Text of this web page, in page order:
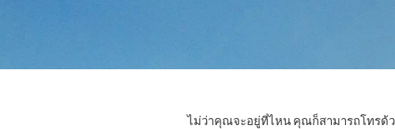
ไม่ว่าคุณจะอยู่ที่ไหน คุณก็สามารถโทรด้